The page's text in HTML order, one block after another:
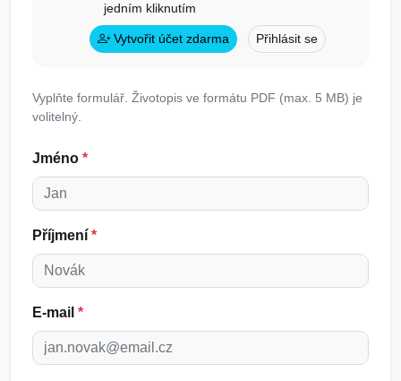
jedním kliknutím
Vytvořit účet zdarma Přihlásit se
Vyplňte formulář. Životopis ve formátu PDF (max. 5 MB) je
volitelný.
Jméno *
Příjmení *
E-mail *